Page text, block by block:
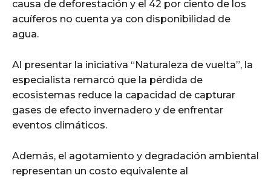
causa de deforestación y el 42 por ciento de los
acuíferos no cuenta ya con disponibilidad de
agua.
Al presentar la iniciativa “Naturaleza de vuelta”, la
especialista remarcó que la pérdida de
ecosistemas reduce la capacidad de capturar
gases de efecto invernadero y de enfrentar
eventos climáticos.
Además, el agotamiento y degradación ambiental
representan un costo equivalente al